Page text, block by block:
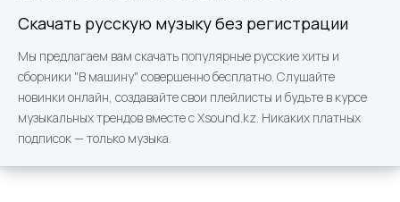
Скачать русскую музыку без регистрации
Мы предлагаем вам скачать популярные русские хиты и
сборники "В машину" совершенно бесплатно. Слушайте
новинки онлайн, создавайте свои плейлисты и будьте в курсе
музыкальных трендов вместе с Xsound.kz. Никаких платных
подписок — только музыка.